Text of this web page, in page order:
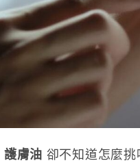
護膚油 卻不知道怎麼